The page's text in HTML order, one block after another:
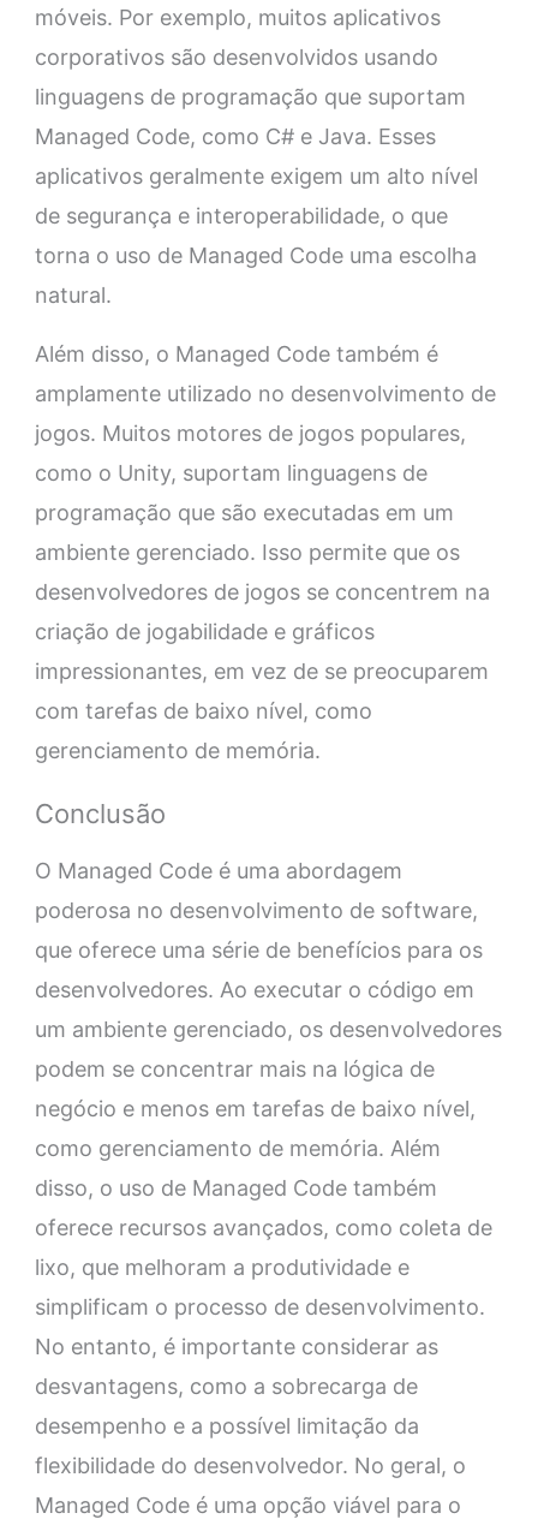
móveis. Por exemplo, muitos aplicativos
corporativos são desenvolvidos usando
linguagens de programação que suportam
Managed Code, como C# e Java. Esses
aplicativos geralmente exigem um alto nível
de segurança e interoperabilidade, o que
torna o uso de Managed Code uma escolha
natural.
Além disso, o Managed Code também é
amplamente utilizado no desenvolvimento de
jogos. Muitos motores de jogos populares,
como o Unity, suportam linguagens de
programação que são executadas em um
ambiente gerenciado. Isso permite que os
desenvolvedores de jogos se concentrem na
criação de jogabilidade e gráficos
impressionantes, em vez de se preocuparem
com tarefas de baixo nível, como
gerenciamento de memória.
Conclusão
O Managed Code é uma abordagem
poderosa no desenvolvimento de software,
que oferece uma série de benefícios para os
desenvolvedores. Ao executar o código em
um ambiente gerenciado, os desenvolvedores
podem se concentrar mais na lógica de
negócio e menos em tarefas de baixo nível,
como gerenciamento de memória. Além
disso, o uso de Managed Code também
oferece recursos avançados, como coleta de
lixo, que melhoram a produtividade e
simplificam o processo de desenvolvimento.
No entanto, é importante considerar as
desvantagens, como a sobrecarga de
desempenho e a possível limitação da
flexibilidade do desenvolvedor. No geral, o
Managed Code é uma opção viável para o